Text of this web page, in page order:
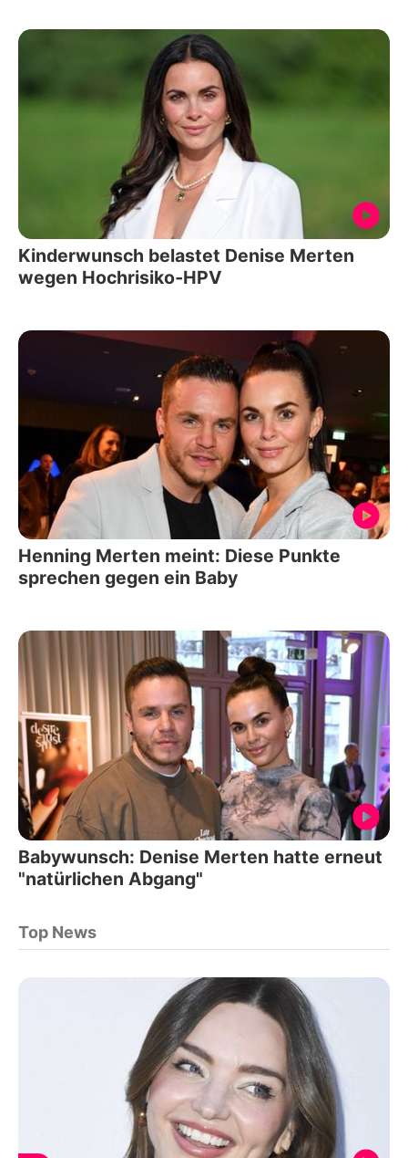
Kinderwunsch belastet Denise Merten
wegen Hochrisiko‑HPV
Henning Merten meint: Diese Punkte
sprechen gegen ein Baby
Babywunsch: Denise Merten hatte erneut
"natürlichen Abgang"
Top News